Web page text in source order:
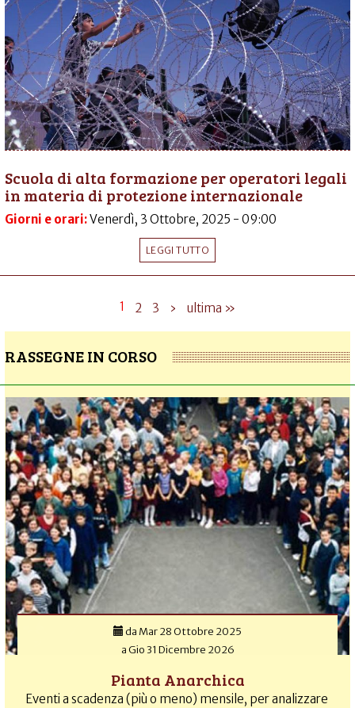
Scuola di alta formazione per operatori legali
in materia di protezione internazionale
Giorni e orari:Venerdì, 3 Ottobre, 2025 - 09:00
LEGGI TUTTO
1 2 3 › ultima »
RASSEGNE IN CORSO
da Mar 28 Ottobre 2025
aGio 31 Dicembre 2026
Pianta Anarchica
Eventi a scadenza (più o meno) mensile, per analizzare